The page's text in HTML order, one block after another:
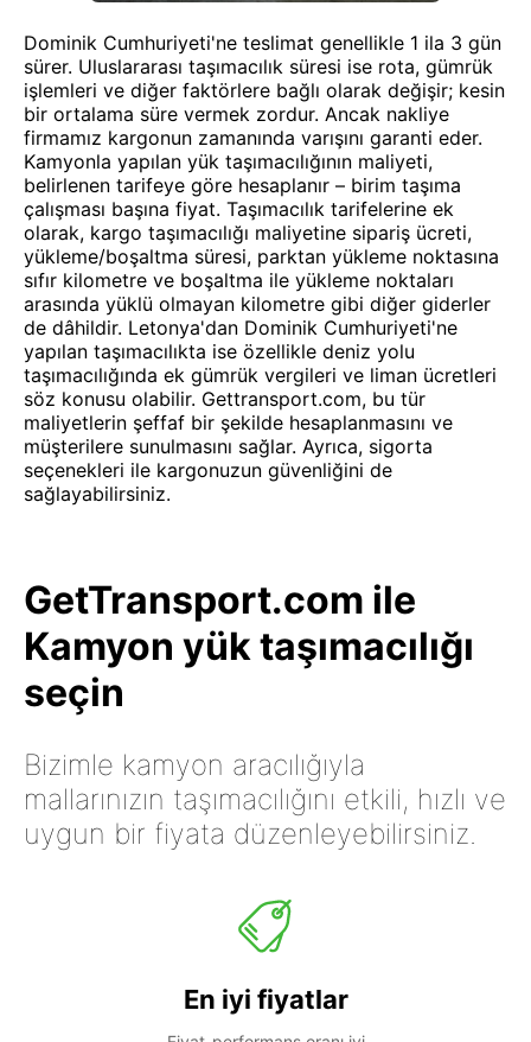
Dominik Cumhuriyeti'ne teslimat genellikle 1 ila 3 gün
sürer. Uluslararası taşımacılık süresi ise rota, gümrük
işlemleri ve diğer faktörlere bağlı olarak değişir; kesin
bir ortalama süre vermek zordur. Ancak nakliye
firmamız kargonun zamanında varışını garanti eder.
Kamyonla yapılan yük taşımacılığının maliyeti,
belirlenen tarifeye göre hesaplanır – birim taşıma
çalışması başına fiyat. Taşımacılık tarifelerine ek
olarak, kargo taşımacılığı maliyetine sipariş ücreti,
yükleme/boşaltma süresi, parktan yükleme noktasına
sıfır kilometre ve boşaltma ile yükleme noktaları
arasında yüklü olmayan kilometre gibi diğer giderler
de dâhildir. Letonya'dan Dominik Cumhuriyeti'ne
yapılan taşımacılıkta ise özellikle deniz yolu
taşımacılığında ek gümrük vergileri ve liman ücretleri
söz konusu olabilir. Gettransport.com, bu tür
maliyetlerin şeffaf bir şekilde hesaplanmasını ve
müşterilere sunulmasını sağlar. Ayrıca, sigorta
seçenekleri ile kargonuzun güvenliğini de
sağlayabilirsiniz.
GetTransport.com ile
Kamyon yük taşımacılığı
seçin
Bizimle kamyon aracılığıyla
mallarınızın taşımacılığını etkili, hızlı ve
uygun bir fiyata düzenleyebilirsiniz.
En iyi fiyatlar